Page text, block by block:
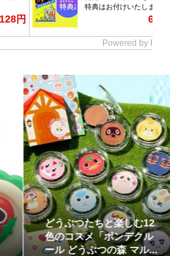
どうぶつたちと楽しむ12
色のコスメ「ポンデクル
ール どうぶつの森 マル...